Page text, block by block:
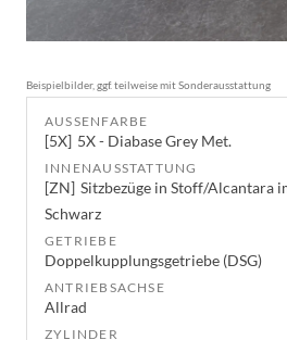
Beispielbilder, ggf. teilweise mit Sonderausstattung
AUSSENFARBE
5X 5X - Diabase Grey Met.
INNENAUSSTATTUNG
ZN
Sitzbezüge in Stoff/Alcantara
Schwarz
GETRIEBE
Doppelkupplungsgetriebe (DSG)
ANTRIEBSACHSE
Allrad
ZYLINDER